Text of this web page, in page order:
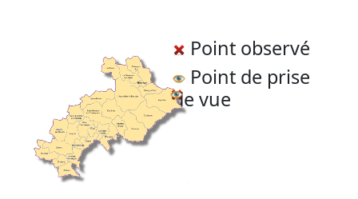
Point observé
Point de prise
de vue